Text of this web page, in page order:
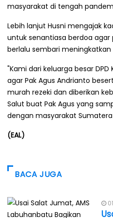
masyarakat di tengah
Lebih lanjut Husni mengajak
untuk senantiasa berdoa agar
berlalu sembari
"Kami dari keluarga besar DPD
agar Pak Agus Andrianto
murah rezeki dan diberikan
Salut buat Pak Agus yang
dengan masyarakat
(EAL)
BACA JUGA